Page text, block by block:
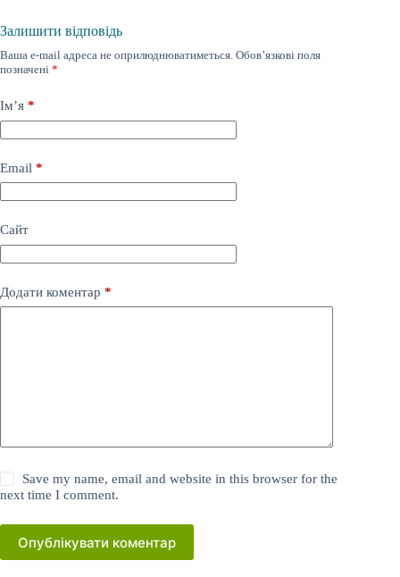
Залишити відповідь
Ваша e-mail адреса не оприлюднюватиметься. Обов’язкові поля
позначені *
Ім’я *
Email *
Сайт
Додати коментар *
Save my name, email and website in this browser for the
next time I comment.
Опублікувати коментар